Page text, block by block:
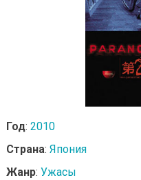
Год: 2010
Страна: Япония
Жанр: Ужасы